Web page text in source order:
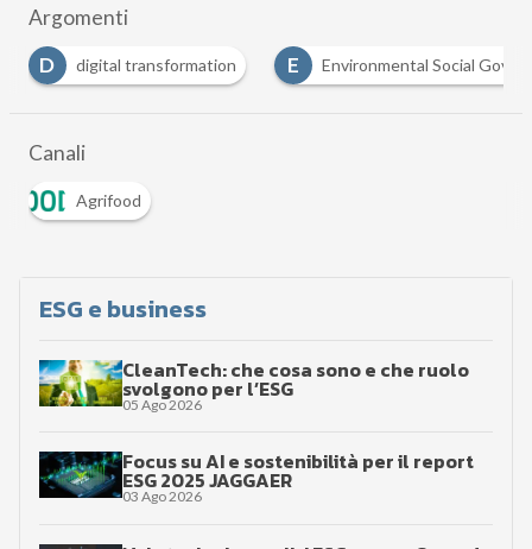
Argomenti
E Environmental Social Governance I
Canali
Agrifood
ESG e business
CleanTech: che cosa sono e che ruolo
svolgono per l’ESG
05 Ago 2026
Focus su AI e sostenibilità per il report
ESG 2025 JAGGAER
03 Ago 2026